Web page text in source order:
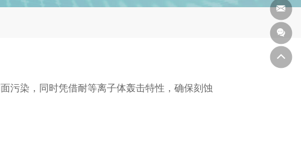
污染，同时凭借耐等离子体轰击特性，确保刻蚀